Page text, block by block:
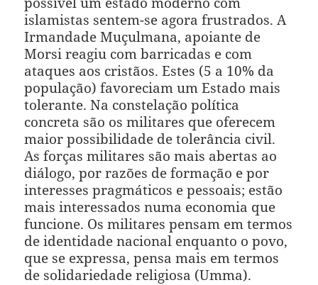
islamistas sentem-se agora frustrados. A
Irmandade Muçulmana, apoiante de
Morsi reagiu com barricadas e com
ataques aos cristãos. Estes (5 a 10% da
população) favoreciam um Estado mais
tolerante. Na constelação política
concreta são os militares que oferecem
maior possibilidade de tolerância civil.
As forças militares são mais abertas ao
diálogo, por razões de formação e por
interesses pragmáticos e pessoais; estão
mais interessados numa economia que
funcione. Os militares pensam em termos
de identidade nacional enquanto o povo,
que se expressa, pensa mais em termos
de solidariedade religiosa (Umma).